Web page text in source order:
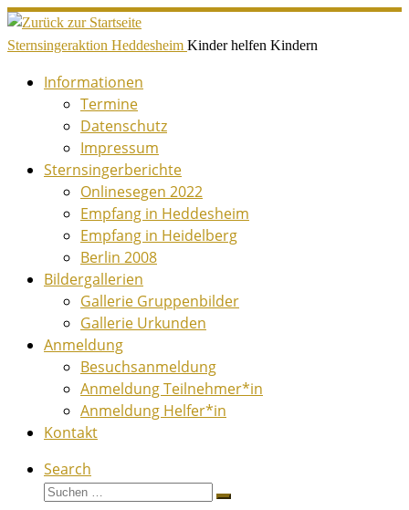
Zum
Inhalt
Sternsingeraktion Heddesheim Kinder helfen Kindern
Informationen
Termine
Datenschutz
Impressum
Sternsingerberichte
Onlinesegen 2022
Empfang in Heddesheim
Empfang in Heidelberg
Berlin 2008
Bildergallerien
Gallerie Gruppenbilder
Gallerie Urkunden
Anmeldung
Besuchsanmeldung
Anmeldung Teilnehmer*in
Anmeldung Helfer*in
Kontakt
Search
Suche
Suchen …